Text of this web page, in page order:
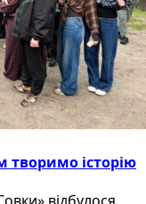
творимо історію